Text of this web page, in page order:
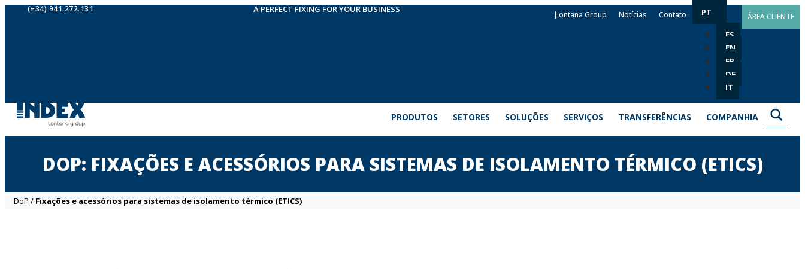
(+34) 941.272.131 A PERFECT FIXING FOR YOUR BUSINESS
Lontana Group Notícias Contato PT
ES
EN
FR
DE
IT
ÁREA CLIENTE
PRODUTOS SETORES SOLUÇÕES SERVIÇOS TRANSFERÊNCIAS COMPANHIA
DOP: FIXAÇÕES E ACESSÓRIOS PARA SISTEMAS DE ISOLAMENTO TÉRMICO (ETICS)
DoP / Fixações e acessórios para sistemas de isolamento térmico (ETICS)